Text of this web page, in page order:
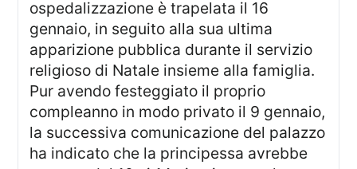
ospedalizzazione è trapelata il 16
gennaio, in seguito alla sua ultima
apparizione pubblica durante il servizio
religioso di Natale insieme alla famiglia.
Pur avendo festeggiato il proprio
compleanno in modo privato il 9 gennaio,
la successiva comunicazione del palazzo
ha indicato che la principessa avrebbe